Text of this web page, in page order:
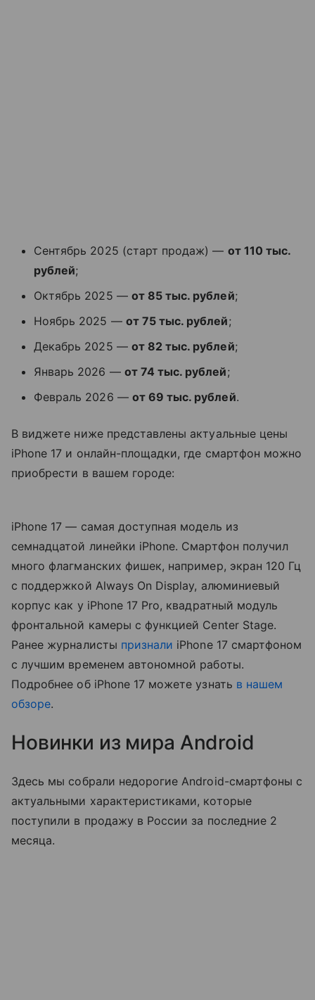
Сентябрь 2025 (старт продаж) — от 110 тыс.
рублей;
Октябрь 2025 — от 85 тыс. рублей;
Ноябрь 2025 — от 75 тыс. рублей;
Декабрь 2025 — от 82 тыс. рублей;
Январь 2026 — от 74 тыс. рублей;
Февраль 2026 — от 69 тыс. рублей.
В виджете ниже представлены актуальные цены
iPhone 17 и онлайн-площадки, где смартфон можно
приобрести в вашем городе:
iPhone 17 — самая доступная модель из
семнадцатой линейки iPhone. Смартфон получил
много флагманских фишек, например, экран 120 Гц
с поддержкой Always On Display, алюминиевый
корпус как у iPhone 17 Pro, квадратный модуль
фронтальной камеры с функцией Center Stage.
Ранее журналисты признали iPhone 17 смартфоном
с лучшим временем автономной работы.
Подробнее об iPhone 17 можете узнать в нашем
обзоре.
Новинки из мира Android
Здесь мы собрали недорогие Android-смартфоны с
актуальными характеристиками, которые
поступили в продажу в России за последние 2
месяца.